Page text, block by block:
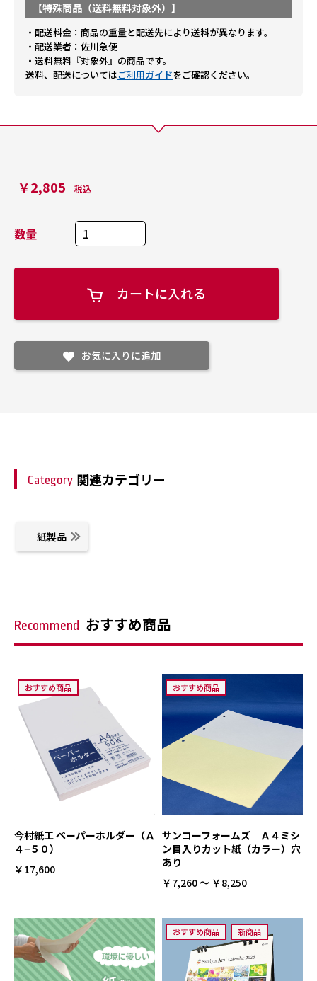
【特殊商品（送料無料対象外）】
・配送料金：商品の重量と配送先により送料が異なります。
・配送業者：佐川急便
・送料無料『対象外』の商品です。
送料、配送についてはご利用ガイドをご確認ください。
￥2,805 税込
数量
カートに入れる
お気に入りに追加
Category 関連カテゴリー
紙製品
Recommend おすすめ商品
おすすめ商品
今村紙工 ペーパーホルダー（Ａ
４−５０）
￥17,600
おすすめ商品
サンコーフォームズ Ａ４ミシ
ン目入りカット紙（カラー）穴
あり
￥7,260 ～ ￥8,250
おすすめ商品 新商品